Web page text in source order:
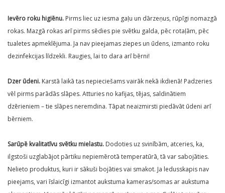
Ievēro roku higiēnu. Pirms liec uz iesma gaļu un dārzeņus, rūpīgi nomazgā
rokas. Mazgā rokas arī pirms sēdies pie svētku galda, pēc rotaļām, pēc
tualetes apmeklējuma. Ja nav pieejamas ziepes un ūdens, izmanto roku
dezinfekcijas līdzekli. Raugies, lai to dara arī bērni!
Dzer ūdeni. Karstā laikā tas nepieciešams vairāk nekā ikdienā! Padzeries
vēl pirms parādās slāpes. Atturies no kafijas, tējas, saldinātiem
dzērieniem – tie slāpes neremdina. Tāpat neaizmirsti piedāvāt ūdeni arī
bērniem.
Sarūpē kvalitatīvu svētku mielastu. Dodoties uz svinībām, atceries, ka,
ilgstoši uzglabājot pārtiku nepiemērotā temperatūrā, tā var sabojāties.
Nelieto produktus, kuri ir sākuši bojāties vai smakot. Ja ledusskapis nav
pieejams, vari īslaicīgi izmantot aukstuma kameras/somas ar aukstuma